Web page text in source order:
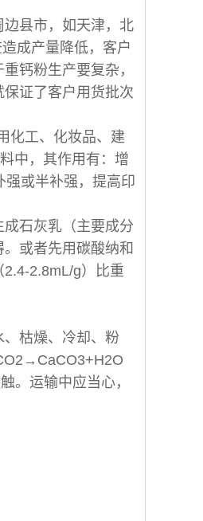
县市，如天津，北
成产量降低，客户
钙粉生产要复杂，
证了客户用货批次
化工、化妆品、建
中，其作用有：增
或半补强，提高印
石灰乳（主要成分
或者先用碳酸纳和
2.8mL/g）比重
枯燥、冷却、粉
。运输中应当心，